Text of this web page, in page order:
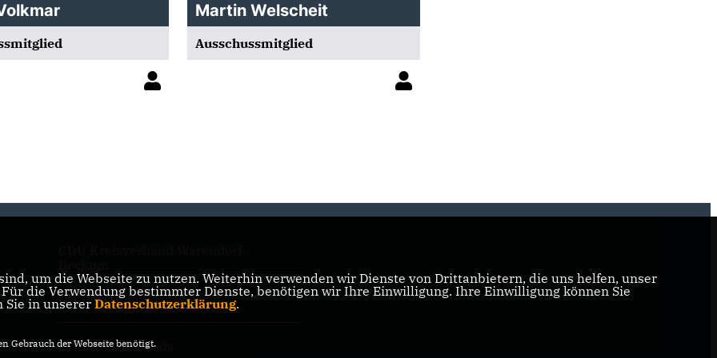
Martin Welscheit
Ausschussmitglied
CDU NRW
CDU Deutschlands
um die Webseite zu nutzen. Weiterhin verwenden wir Dienste von Drittanbietern, die uns helfen, unser
die Verwendung bestimmter Dienste, benötigen wir Ihre Einwilligung. Ihre Einwilligung können Sie
Sie in unserer Datenschutzerklärung.
Gebrauch der Webseite benötigt.